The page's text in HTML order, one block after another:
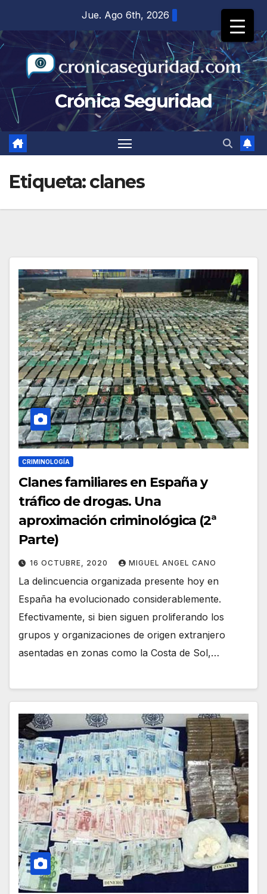
contenido
Jue. Ago 6th, 2026
Crónica Seguridad
Etiqueta:clanes
CRIMINOLOGÍA
Clanes familiares en España y
tráfico de drogas. Una
aproximación criminológica (2ª
Parte)
16 OCTUBRE, 2020 MIGUEL ANGEL CANO
La delincuencia organizada presente hoy en
España ha evolucionado considerablemente.
Efectivamente, si bien siguen proliferando los
grupos y organizaciones de origen extranjero
asentadas en zonas como la Costa de Sol,…